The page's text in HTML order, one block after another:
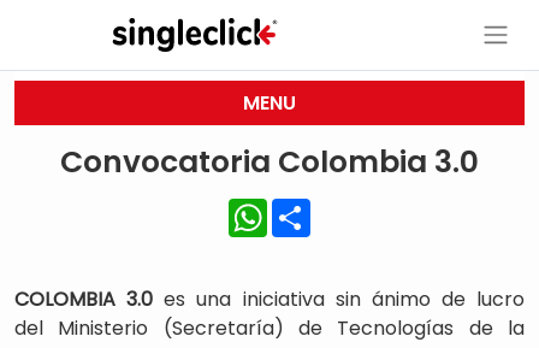
MENU
Convocatoria Colombia 3.0
WhatsApp
COLOMBIA 3.0 es una iniciativa sin ánimo de lucro
del Ministerio (Secretaría) de Tecnologías de la